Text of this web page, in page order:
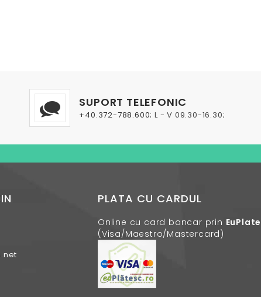
SUPORT TELEFONIC
+40.372-788.600; L - V 09.30-16.30;
PLATA CU CARDUL
Online cu card bancar prin
(Visa/Maestro/Mastercard)